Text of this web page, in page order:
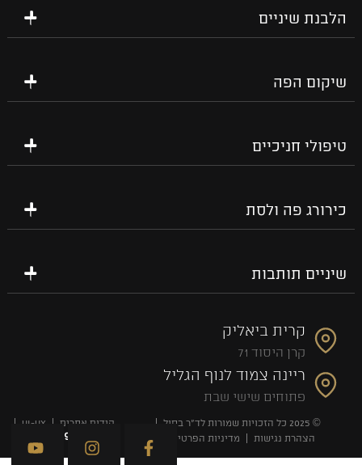
הלבנת שיניים
שיקום הפה
טיפולי חניכיים
כירורג פה ולסת
שיניים תותבות
קרית ביאליק
קרן היסוד 71
ריינה צמוד לנוף הגליל
פתוחים שישי שבת
© 2025 כל הזכויות שמורות לד”ר בסול
הצהרת נגישות
מדיניות הפרטיות
קידום אתרים UI-UX